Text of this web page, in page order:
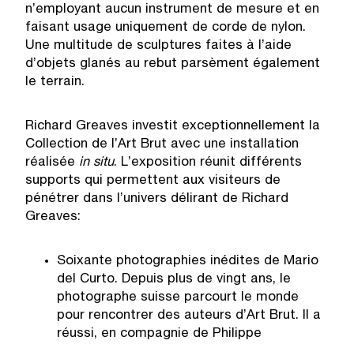
n’employant aucun instrument de mesure et en
faisant usage uniquement de corde de nylon.
Une multitude de sculptures faites à l’aide
d’objets glanés au rebut parsèment également
le terrain.
Richard Greaves investit exceptionnellement la
Collection de l’Art Brut avec une installation
réalisée in situ. L’exposition réunit différents
supports qui permettent aux visiteurs de
pénétrer dans l’univers délirant de Richard
Greaves:
Soixante photographies inédites de Mario
del Curto. Depuis plus de vingt ans, le
photographe suisse parcourt le monde
pour rencontrer des auteurs d’Art Brut. Il a
réussi, en compagnie de Philippe